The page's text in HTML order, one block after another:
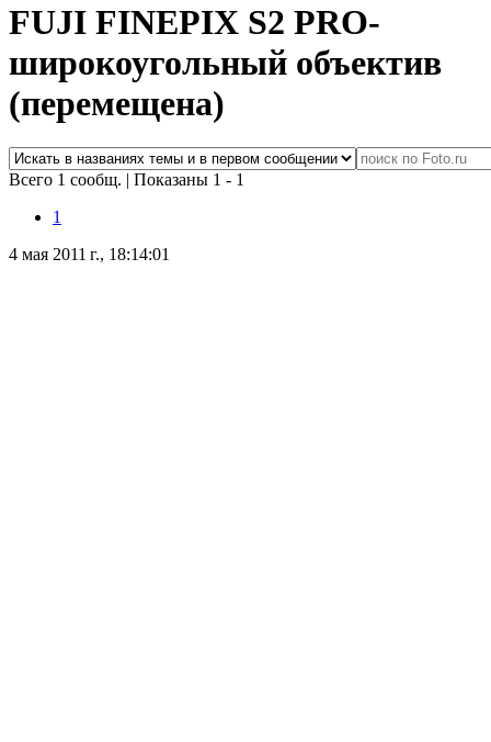
FUJI FINEPIX S2 PRO-
широкоугольный объектив
(перемещена)
Всего 1 сообщ. | Показаны 1 - 1
1
4 мая 2011 г., 18:14:01